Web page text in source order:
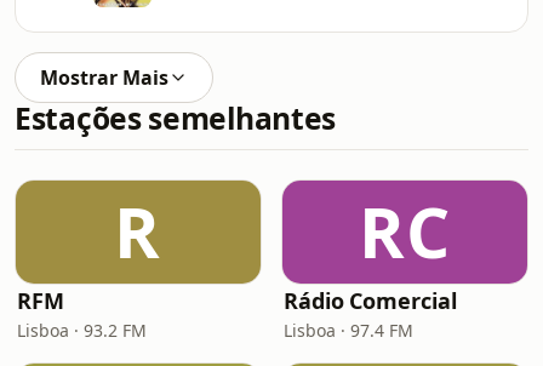
Mostrar Mais
Estações semelhantes
R
RFM
Lisboa · 93.2 FM
RC
Rádio Comercial
Lisboa · 97.4 FM